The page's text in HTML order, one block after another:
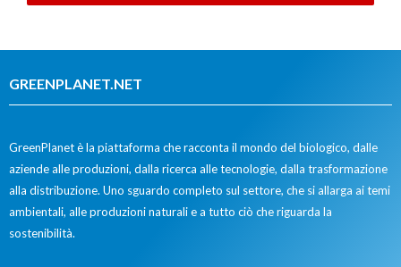
GREENPLANET.NET
GreenPlanet è la piattaforma che racconta il mondo del biologico, dalle
aziende alle produzioni, dalla ricerca alle tecnologie, dalla trasformazione
alla distribuzione. Uno sguardo completo sul settore, che si allarga ai temi
ambientali, alle produzioni naturali e a tutto ciò che riguarda la
sostenibilità.